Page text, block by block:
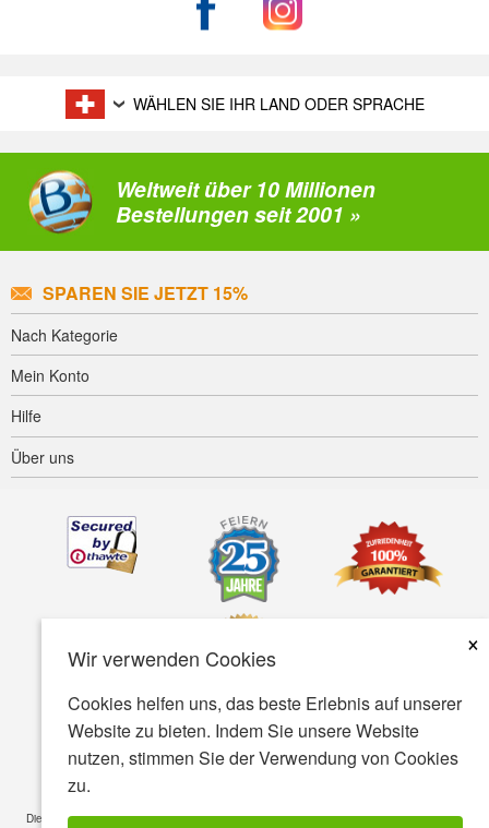
Wir verwenden Cookies
×
Cookies helfen uns, das beste Erlebnis auf unserer
Website zu bieten. Indem Sie unsere Website
nutzen, stimmen Sie der Verwendung von Cookies
zu.
WÄHLEN SIE IHR LAND ODER SPRACHE
Weltweit über 10 Millionen
Bestellungen seit 2001 »
SPAREN SIE JETZT 15%
Nach Kategorie
Mein Konto
Hilfe
Über uns
© Copyright 2001-2026 BIOVEA. Alle rechte vorbehalten
Die auf dieser Webseite enthaltenen Informationen sind nur für das allgemeine Wissen